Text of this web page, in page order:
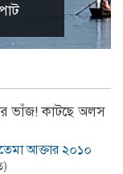
ভাঁজ! কাটছে অলস
আক্তার ২০১০